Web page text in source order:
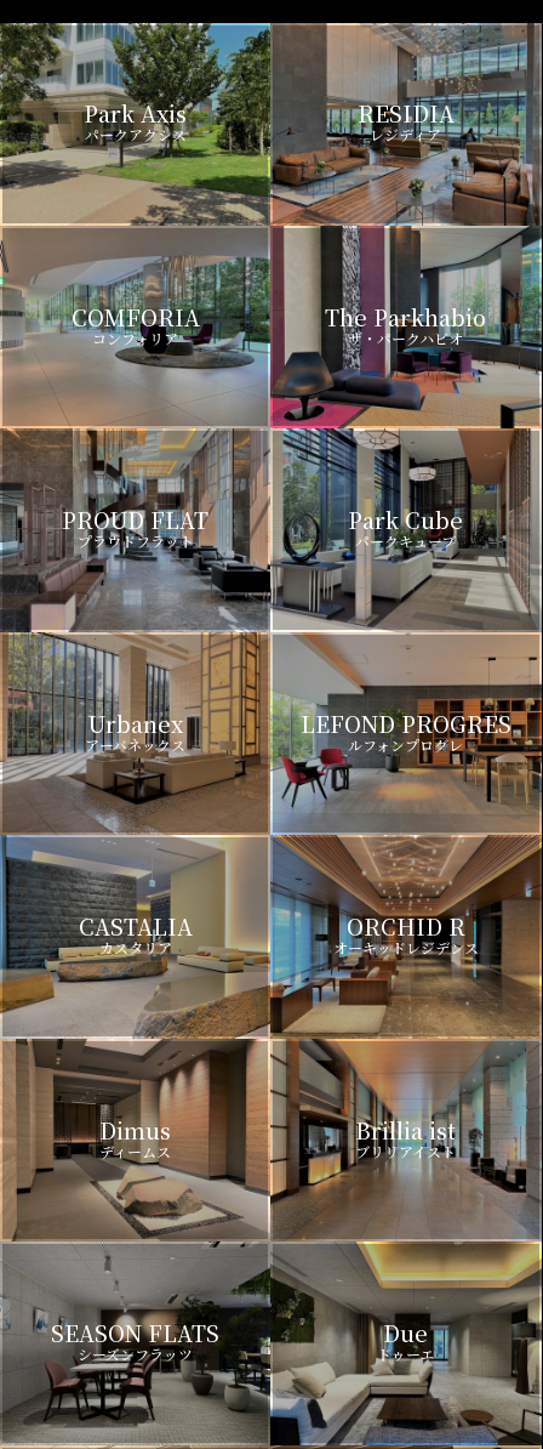
Park Axis
パークアクシス
RESIDIA
レジディア
COMFORIA
コンフォリア
The Parkhabio
ザ・パークハビオ
PROUD FLAT
プラウドフラット
Park Cube
パークキューブ
Urbanex
アーバネックス
LEFOND PROGRES
ルフォンプログレ
CASTALIA
カスタリア
ORCHID R
オーキッドレジデンス
Dimus
ディームス
Brillia ist
ブリリアイスト
SEASON FLATS
シーズンフラッツ
Due
ドゥーエ